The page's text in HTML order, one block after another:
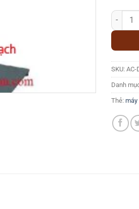
MÁY
SKU: AC-
Danh
Thẻ: máy